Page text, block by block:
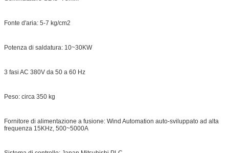
Fonte d'aria: 5-7 kg/cm2
Potenza di saldatura: 10~30KW
3 fasi AC 380V da 50 a 60 Hz
Peso: circa 350 kg
Fornitore di alimentazione a fusione: Wind Automation auto-sviluppato ad alta
frequenza 15KHz, 500~5000A